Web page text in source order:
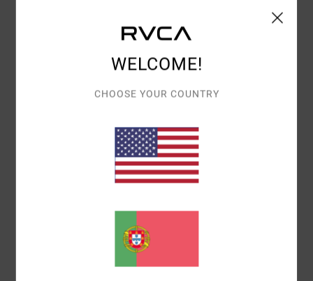
COR
5/5
RELAÇÃO QUALIDADE/PREÇO
MATERIAL: 5
EU RECOMENDO ESTE PRODUTO
WELCOME!
CHOOSE YOUR COUNTRY